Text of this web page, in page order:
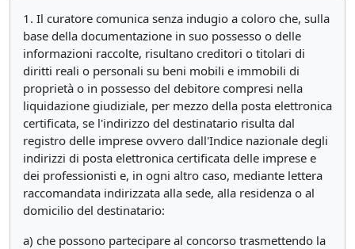
1. Il curatore comunica senza indugio a coloro che, sulla
base della documentazione in suo possesso o delle
informazioni raccolte, risultano creditori o titolari di
diritti reali o personali su beni mobili e immobili di
proprietà o in possesso del debitore compresi nella
liquidazione giudiziale, per mezzo della posta elettronica
certificata, se l'indirizzo del destinatario risulta dal
registro delle imprese ovvero dall'Indice nazionale degli
indirizzi di posta elettronica certificata delle imprese e
dei professionisti e, in ogni altro caso, mediante lettera
raccomandata indirizzata alla sede, alla residenza o al
domicilio del destinatario:
a) che possono partecipare al concorso trasmettendo la